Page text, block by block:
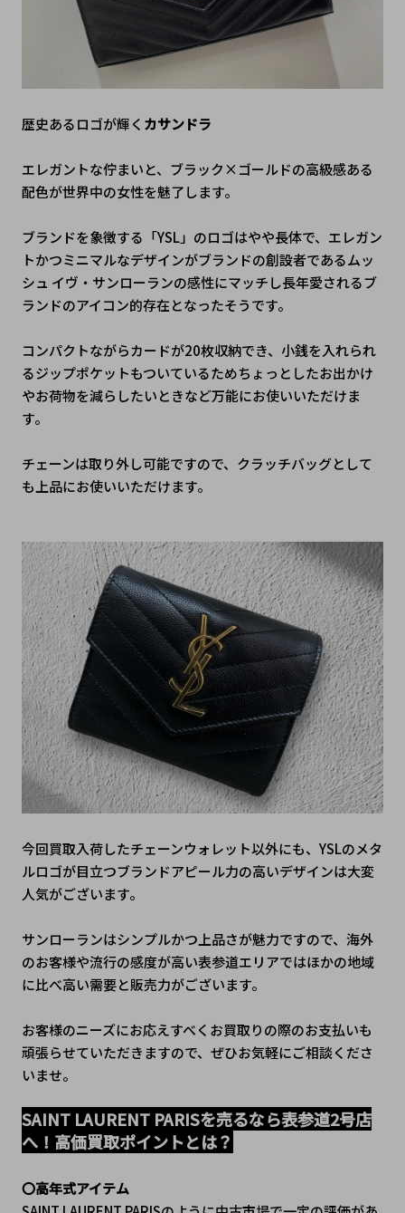
歴史あるロゴが輝く カサンドラ
エレガントな佇まいと、ブラック×ゴールドの高級感ある
配色が世界中の女性を魅了します。
ブランドを象徴する「YSL」のロゴはやや長体で、エレガン
トかつミニマルなデザインがブランドの創設者であるムッ
シュ イヴ・サンローランの感性にマッチし長年愛されるブ
ランドのアイコン的存在となったそうです。
コンパクトながらカードが20枚収納でき、小銭を入れられ
るジップポケットもついているためちょっとしたお出かけ
やお荷物を減らしたいときなど万能にお使いいただけま
す。
チェーンは取り外し可能ですので、クラッチバッグとして
も上品にお使いいただけます。
今回買取入荷したチェーンウォレット以外にも、YSLのメタ
ルロゴが目立つブランドアピール力の高いデザインは大変
人気がございます。
サンローランはシンプルかつ上品さが魅力ですので、海外
のお客様や流行の感度が高い表参道エリアではほかの地域
に比べ高い需要と販売力がございます。
お客様のニーズにお応えすべくお買取りの際のお支払いも
頑張らせていただきますので、ぜひお気軽にご相談くださ
いませ。
SAINT LAURENT PARISを売るなら表参道2号店
へ！高価買取ポイントとは？
〇高年式アイテム